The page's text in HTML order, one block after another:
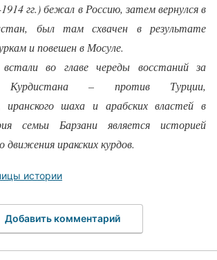
гг.) бежал в Россию, затем вернулся в
был там схвачен в результате
и повешен в Мосуле.
во главе череды восстаний за
Курдистана – против Турции,
иранского шаха и арабских властей в
семьи Барзани является историей
движения иракских курдов.
истории
Добавить комментарий